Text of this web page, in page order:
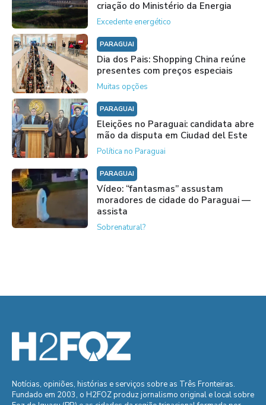
criação do Ministério da Energia
Excedente energético
PARAGUAI
Dia dos Pais: Shopping China reúne
presentes com preços especiais
Muitas opções
PARAGUAI
Eleições no Paraguai: candidata abre
mão da disputa em Ciudad del Este
Política no Paraguai
PARAGUAI
Vídeo: “fantasmas” assustam
moradores de cidade do Paraguai —
assista
Sobrenatural?
Notícias, opiniões, histórias e serviços sobre as Três Fronteiras.
Fundado em 2003, o H2FOZ produz jornalismo original e local sobre